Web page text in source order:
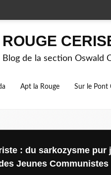
ROUGE
Blog de la section Oswald
Apt la Rouge Sur le Pont
: du sarkozysme pur
Jeunes Communistes